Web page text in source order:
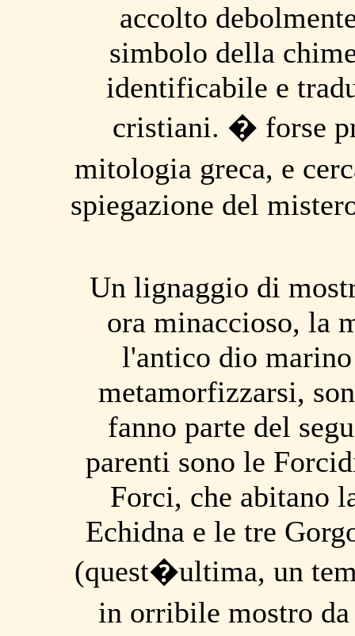
accolto
simbolo della
identificabile e
cristiani. � forse
mitologia greca, e
spiegazione del
Un lignaggio di
ora minaccioso, la
l'antico dio
metamorfizzarsi,
fanno parte del
parenti sono le
Forci, che abitano
Echidna e le tre
(quest�ultima, un
in orribile mostro